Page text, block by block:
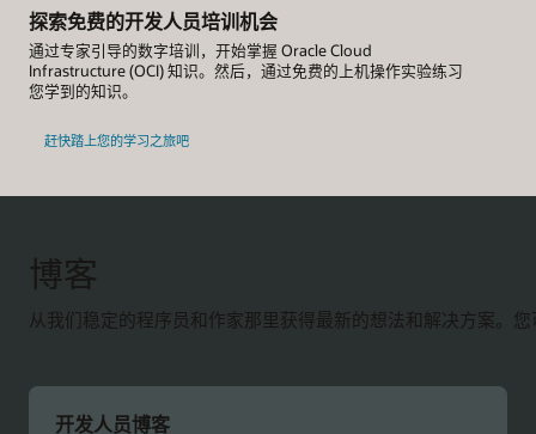
探索免费的开发人员培训机会
通过专家引导的数字培训，开始掌握 Oracle Cloud
Infrastructure (OCI) 知识。然后，通过免费的上机操作实验练习
您学到的知识。
赶快踏上您的学习之旅吧
博客
从我们稳定的程序员和作家那里获得最新的想法和解决方案。
开发人员博客